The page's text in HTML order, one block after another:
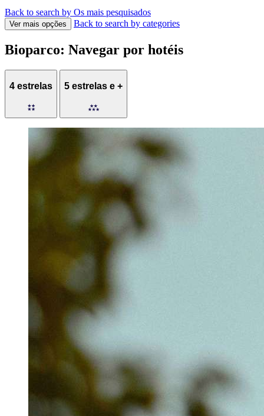
Back to search by Os mais pesquisados
Ver mais opções Back to search by categories
Bioparco: Navegar por hotéis
4 estrelas 5 estrelas e +